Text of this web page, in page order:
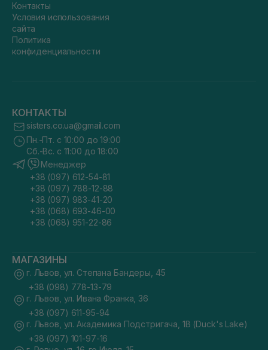
Контакты
Условия использования
сайта
Политика
конфиденциальности
КОНТАКТЫ
sisters.co.ua@gmail.com
Пн.-Пт. с 10:00 до 19:00
Сб.-Вс. с 11:00 до 18:00
Менеджер
+38 (097) 612-54-81
+38 (097) 788-12-88
+38 (097) 983-41-20
+38 (068) 693-46-00
+38 (068) 951-22-86
МАГАЗИНЫ
г. Львов, ул. Степана Бандеры, 45
+38 (098) 778-13-79
г. Львов, ул. Ивана Франка, 36
+38 (097) 611-95-94
г. Львов, ул. Академика Подстригача, 1В (Duck's Lake)
+38 (097) 101-97-16